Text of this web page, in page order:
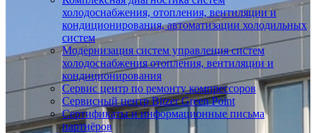
холодоснабжения, отопления, вентиляции и
кондиционирования, автоматизации холодильных
систем
Модернизация систем управления систем
холодоснабжения отопления, вентиляции и
кондиционирования
Сервис центр по ремонту компрессоров
Сервисный центр Bitzer Green Point
Сертификаты и информационные письма
партнёров